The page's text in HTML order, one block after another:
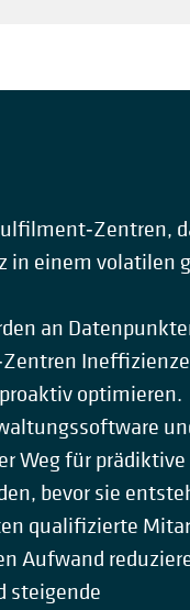
in einem volatilen
an
optimieren.
Weg für
bevor sie
qualifizierte
Aufwand
steigende